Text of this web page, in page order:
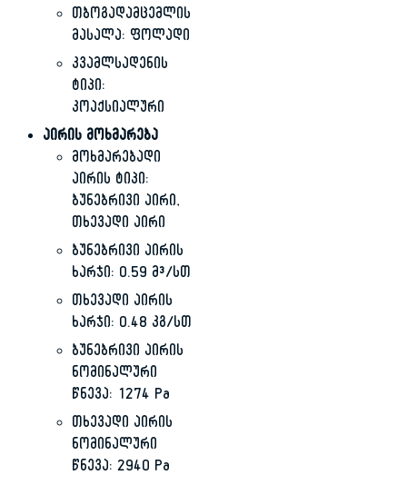
თბოგადამცემლის
მასალა: ფოლადი
კვამლსადენის
ტიპი:
კოაქსიალური
აირის მოხმარება
მოხმარებადი
აირის ტიპი:
ბუნებრივი აირი,
თხევადი აირი
ბუნებრივი აირის
ხარჯი: 0.59 მ³/სთ
თხევადი აირის
ხარჯი: 0.48 კგ/სთ
ბუნებრივი აირის
ნომინალური
წნევა: 1274 Pa
თხევადი აირის
ნომინალური
წნევა: 2940 Pa